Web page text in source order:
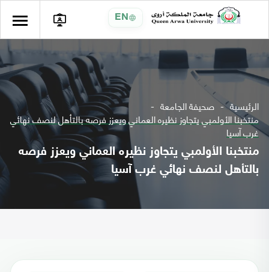
EN
الرئيسية صحيفة الجامعة
منتخبنا الأولمبي يتجاوز نظيره العماني ويعزز فرصه بالتأهل لنصف نهائي
غرب آسيا
منتخبنا الأولمبي يتجاوز نظيره العماني ويعزز فرصه
بالتأهل لنصف نهائي غرب آسيا